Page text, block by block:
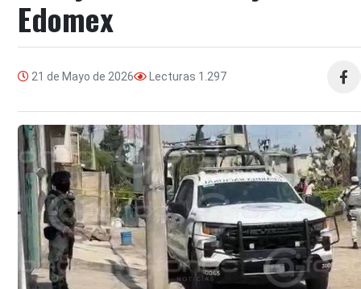
Edomex
21 de Mayo de 2026 Lecturas 1.297